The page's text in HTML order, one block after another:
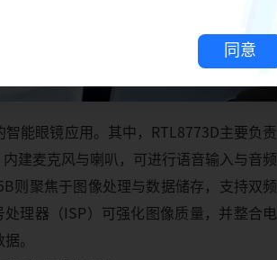
能眼镜应用。其中，RTL8773D主要负责
建麦克风与喇叭，可进行语音输入与音频
则聚焦于图像处理与数据储存，支持双频
理器（ISP）可强化图像质量，并整合电
。
同意